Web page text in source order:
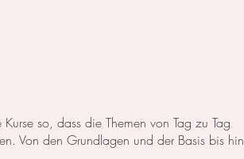
so, dass die Themen von Tag zu Tag
Von den Grundlagen und der Basis bis hin